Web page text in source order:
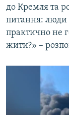
до Кремля та
питання: люди
практично не
жити?» –